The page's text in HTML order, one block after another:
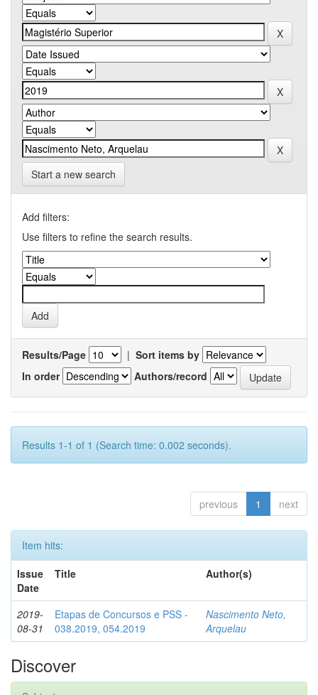
Start a new search
Add filters:
Use filters to refine the search results.
Results/Page | Sort items by
In order
Authors/record
Results 1-1 of 1 (Search time: 0.002 seconds).
previous 1 next
Item hits:
Issue
Date
Title Author(s)
2019-
08-31
Etapas de Concursos e PSS -
038.2019, 054.2019
Nascimento Neto,
Arquelau
Discover